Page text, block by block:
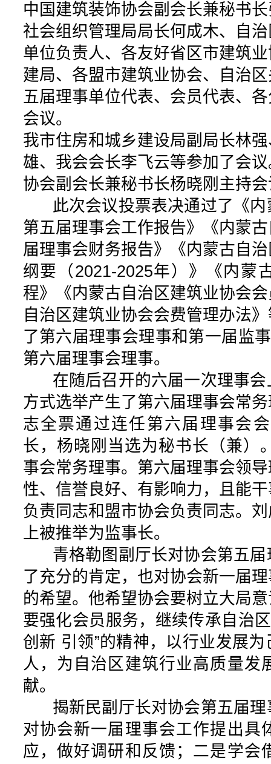
中国建筑装饰协会副会长兼秘书
社会组织管理局局长何成木、自
单位负责人、各友好省区市建筑
建局、各盟市建筑业协会、自治
五届理事单位代表、会员代表、
会议。
我市住房和城乡建设局副局长林
雄、我会会长李飞云等参加了会
协会副会长兼秘书长杨晓刚主持
此次会议投票表决通过了《内
第五届理事会工作报告》《内蒙
届理事会财务报告》《内蒙古自
纲要（2021-2025年）》《内蒙
程》《内蒙古自治区建筑业协会
自治区建筑业协会会费管理办法
了第六届理事会理事和第一届监
第六届理事会理事。
在随后召开的六届一次理事会
方式选举产生了第六届理事会常
志全票通过连任第六届理事会
长，杨晓刚当选为秘书长（兼）
事会常务理事。第六届理事会领
性、信誉良好、有影响力，且能
负责同志和盟市协会负责同志。
上被推举为监事长。
青格勒图副厅长对协会第五届
了充分的肯定，也对协会新一届
的希望。他希望协会要树立大局
要强化会员服务，继续传承自治
创新 引领”的精神，以行业发展
人，为自治区建筑行业高质量发
献。
揭新民副厅长对协会第五届理
对协会新一届理事会工作提出具
应，做好调研和反馈；二是学会